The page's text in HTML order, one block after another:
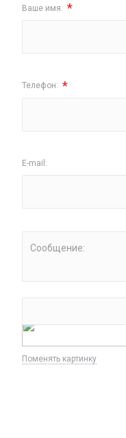
Ваше имя: *
Телефон: *
E-mail:
Сообщение:
Поменять картинку